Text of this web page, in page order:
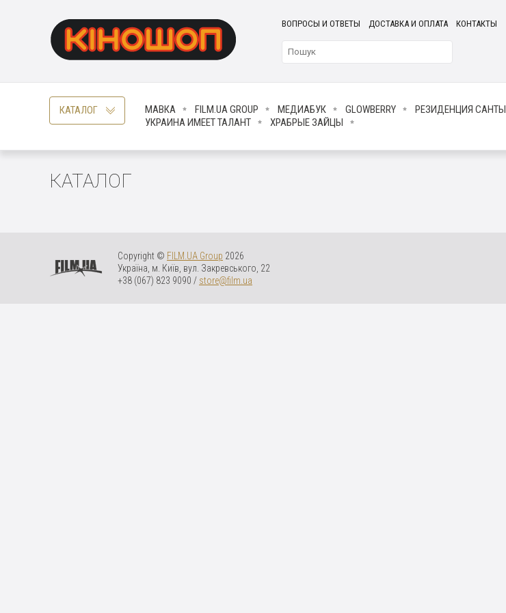
ВОПРОСЫ И ОТВЕТЫ ДОСТАВКА И ОПЛАТА КОНТАКТЫ
КАТАЛОГ МАВКА FILM.UA GROUP МЕДИАБУК GLOWBERRY РЕЗИДЕНЦИЯ САНТЫ
УКРАИНА ИМЕЕТ ТАЛАНТ
ХРАБРЫЕ ЗАЙЦЫ
КАТАЛОГ
Copyright © FILM.UA Group 2026
Україна, м. Київ, вул. Закревського, 22
+38 (067) 823 9090 / store@film.ua